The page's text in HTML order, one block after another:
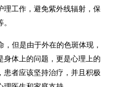
理工作，避免紫外线辐射，保
，但是由于外在的色斑体现，
身体上的问题，更是心理上的
患者应该坚持治疗，并且积极